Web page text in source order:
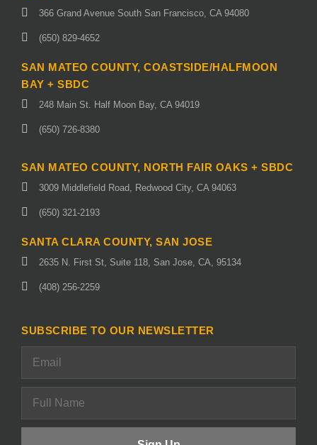
366 Grand Avenue South San Francisco, CA 94080
(650) 829-4652
SAN MATEO COUNTY, COASTSIDE/HALFMOON
BAY + SBDC
248 Main St. Half Moon Bay, CA 94019
(650) 726-8380
SAN MATEO COUNTY, NORTH FAIR OAKS + SBDC
3009 Middlefield Road, Redwood City, CA 94063
(650) 321-2193
SANTA CLARA COUNTY, SAN JOSE
2635 N. First St, Suite 118, San Jose, CA, 95134
(408) 256-2259
SUBSCRIBE TO OUR NEWSLETTER